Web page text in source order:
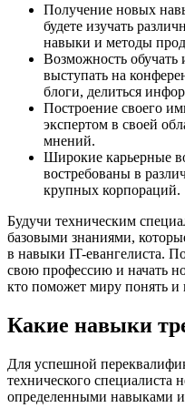
Получение новых
будете изучать
навыки и методы
Возможность обучать
выступать на
блоги, делиться
Построение своего
экспертом в своей
мнений.
Широкие карьерные
востребованы в
крупных корпораций.
Будучи техническим
базовыми знаниями,
в навыки IT-евангелиста.
свою профессию и начать
кто поможет миру понять и
Какие навыки
Для успешной
технического специалиста
определенными навыками и